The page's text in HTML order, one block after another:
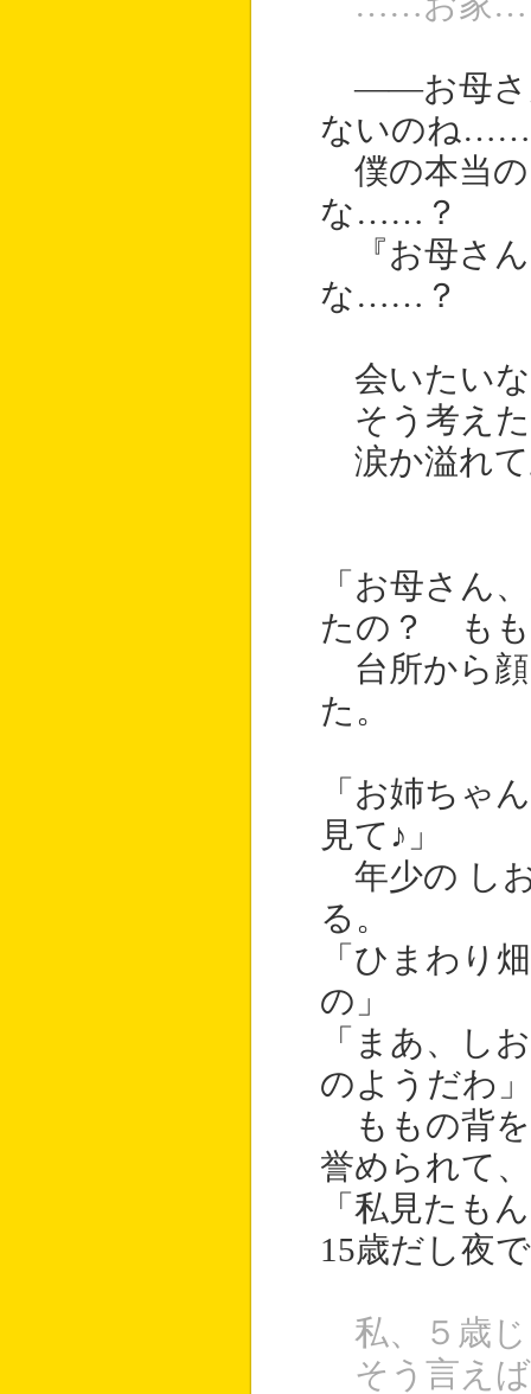
――お母さ
ないのね
僕の本当の
な……？
『お母さん
な……？
会いたい
そう考えた
涙か溢れ
「お母さ
たの？ もも
台所から顔
た。
「お姉ちゃ
見て♪」
年少の し
る。
「ひまわり
の」
「まあ、し
のようだわ」
ももの背を
誉められて
「私見たも
15歳だし夜
私、５歳
そう言えば